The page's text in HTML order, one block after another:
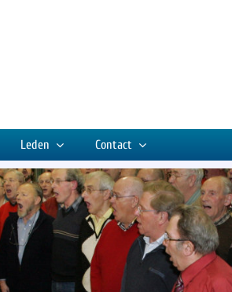
Leden Contact